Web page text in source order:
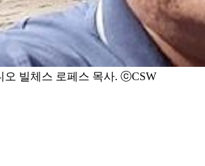
오 빌체스 로페스 목사. ⓒCSW